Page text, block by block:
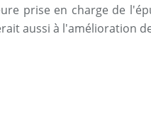
prise en charge de
aussi à l'amélioration